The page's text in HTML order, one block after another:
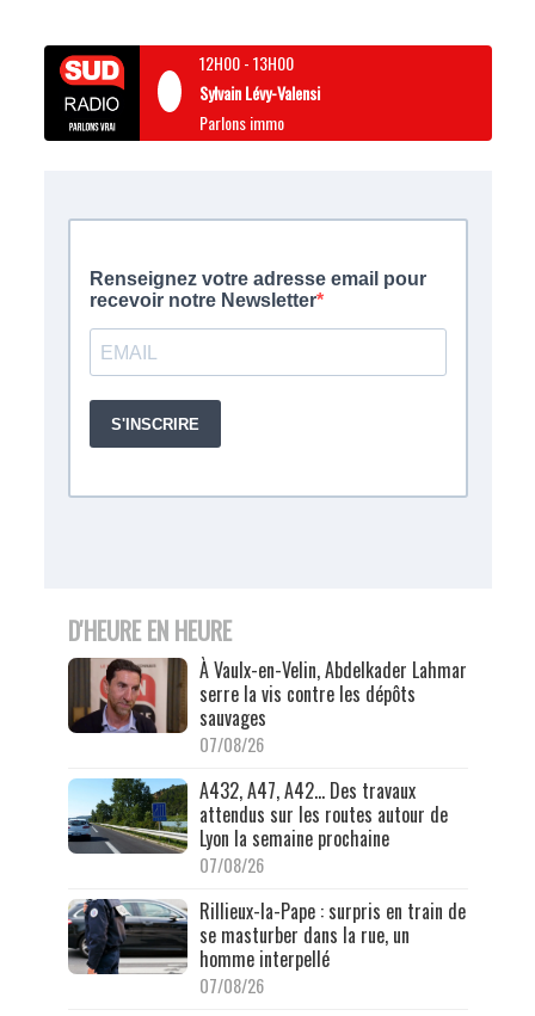
12H00-13H00
Sylvain Lévy-Valensi
Parlons immo
D'HEURE EN HEURE
À Vaulx-en-Velin, Abdelkader Lahmar
serre la vis contre les dépôts
sauvages
07/08/26
A432, A47, A42… Des travaux
attendus sur les routes autour de
Lyon la semaine prochaine
07/08/26
Rillieux-la-Pape : surpris en train de
se masturber dans la rue, un
homme interpellé
07/08/26